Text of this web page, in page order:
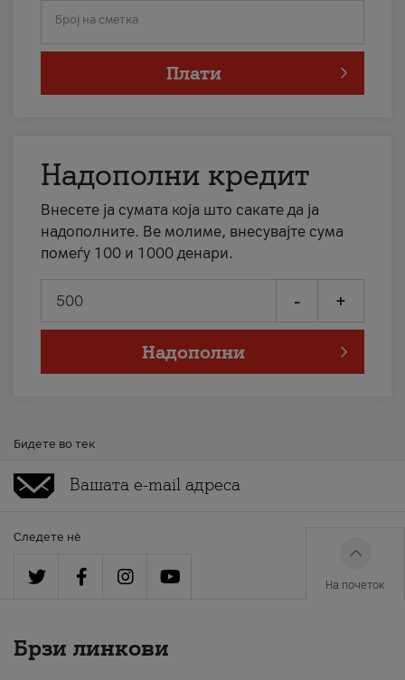
Број на сметка
Плати
Надополни кредит
Внесете ја сумата која што сакате да ја
надополните. Ве молиме, внесувајте сума
помеѓу 100 и 1000 денари.
- +
Надополни
Бидете во тек
Следете нè
На почеток
Брзи линкови